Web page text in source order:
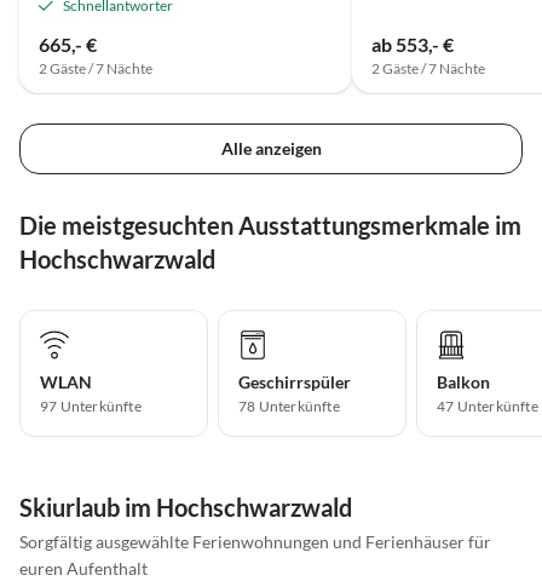
Schnellantworter
665,- €
2 Gäste / 7 Nächte
ab 553,- €
2 Gäste / 7 Nächte
Alle anzeigen
Die meistgesuchten Ausstattungsmerkmale im
Hochschwarzwald
WLAN
97 Unterkünfte
Geschirrspüler
78 Unterkünfte
Balkon
47 Unterkünfte
Skiurlaub im Hochschwarzwald
Sorgfältig ausgewählte Ferienwohnungen und Ferienhäuser für
euren Aufenthalt